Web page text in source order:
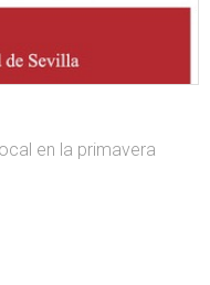
en la primavera